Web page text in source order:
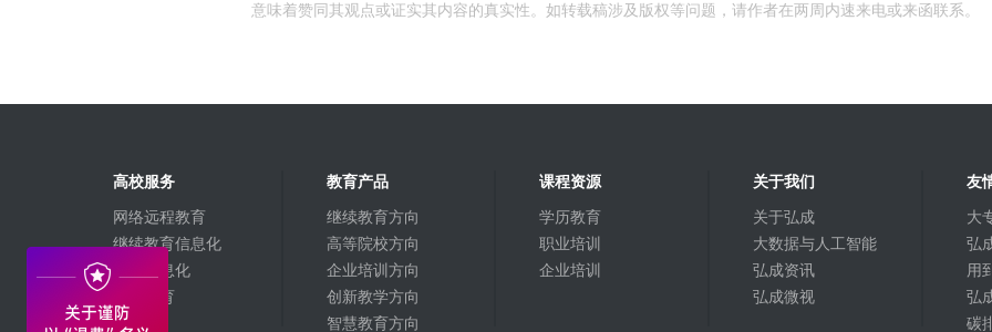
意味着赞同其观点或证实其内容的真实性。如转载稿涉及版权等问题，请作者在两周内速来电或来函联系。
高校服务
网络远程教育
继续教育信息化
高校信息化
融合教育
教育产品
继续教育方向
高等院校方向
企业培训方向
创新教学方向
智慧教育方向
课程资源
学历教育
职业培训
企业培训
关于我们
关于弘成
大数据与人工智能
弘成资讯
弘成微视
友
大
弘
用到
弘
碳